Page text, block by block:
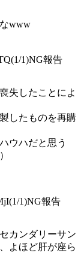
www
1)NG報告
失したことによ
したものを再購
ウハだと思う
1)NG報告
カンダリーサン
よほど肝が座ら